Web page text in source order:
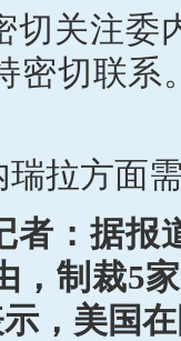
切关注委
密切联系
拉方面
者：据
，制裁5
，美国